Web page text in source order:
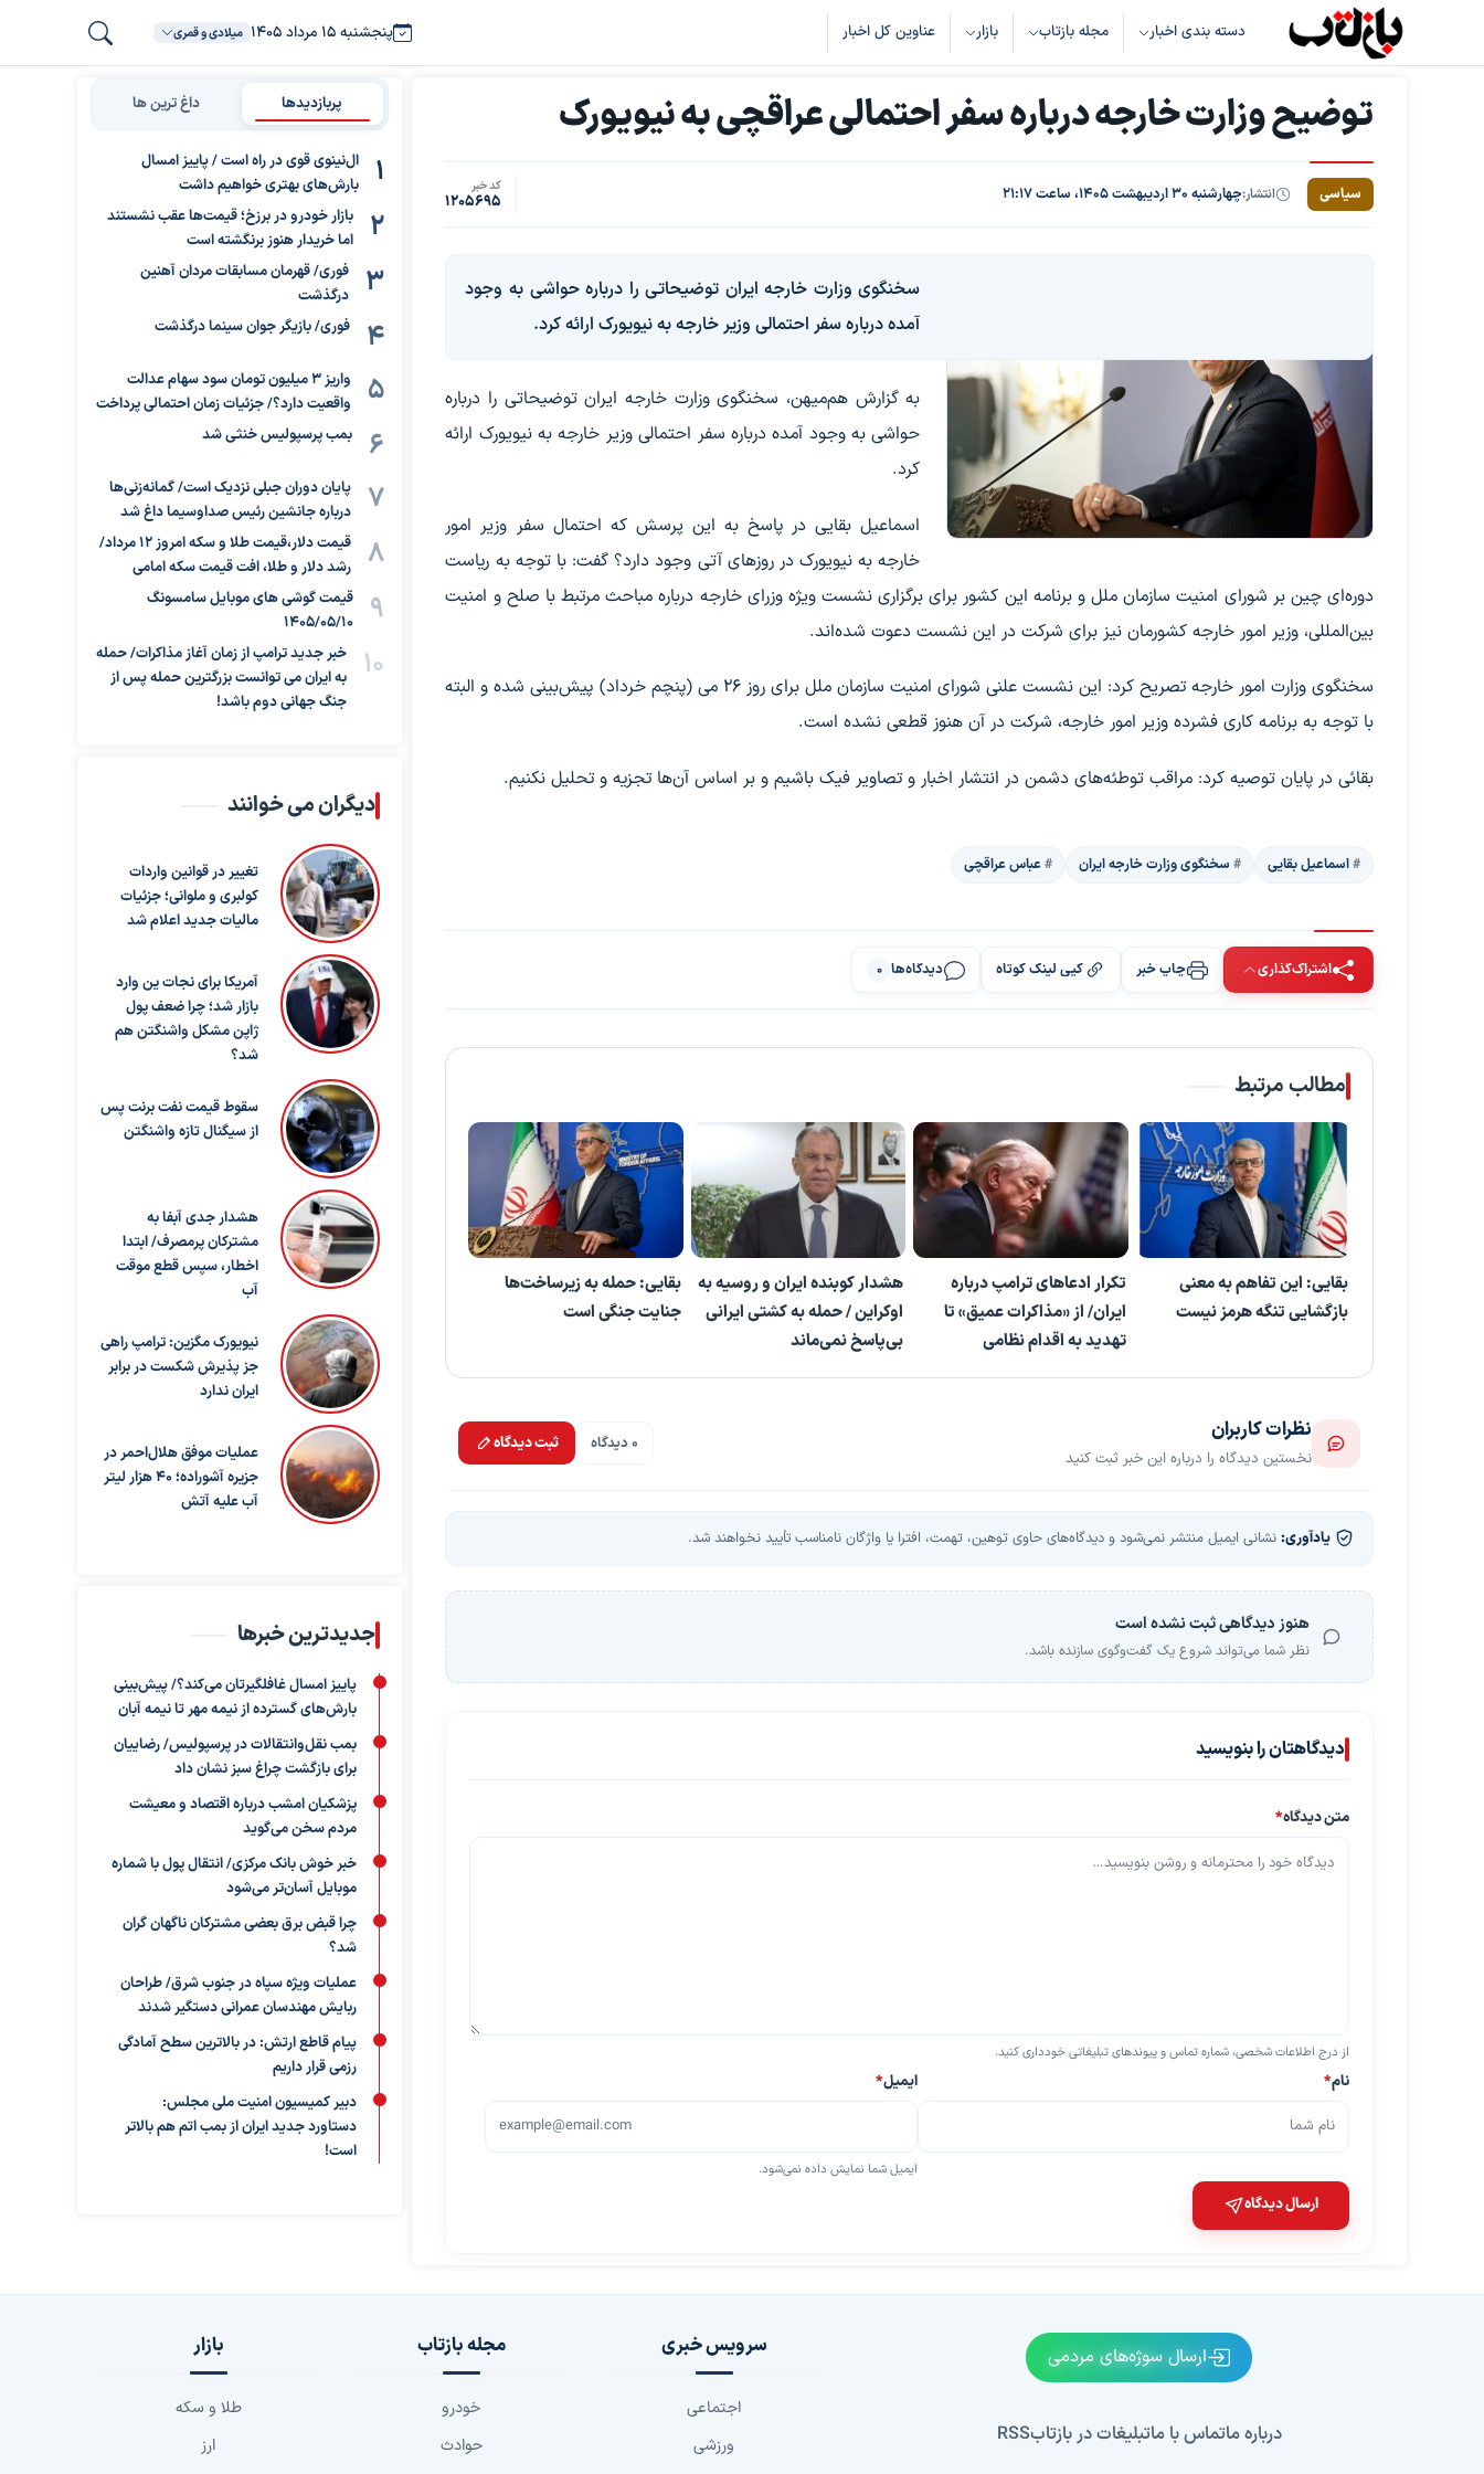
دسته بندی اخبار مجله بازتاب بازار عناوین کل اخبار پنجشنبه ۱۵ مرداد ۱۴۰۵ میلادی و قمری
توضیح وزارت خارجه درباره سفر احتمالی عراقچی به نیویورک
سیاسی انتشار:چهارشنبه ۳۰ اردیبهشت ۱۴۰۵، ساعت ۲۱:۱۷ کد خبر
1205695
سخنگوی وزارت خارجه ایران توضیحاتی را درباره حواشی به‌ وجود
آمده درباره سفر احتمالی وزیر خارجه به نیویورک ارائه کرد.
به گزارش هم‌میهن، سخنگوی وزارت خارجه ایران توضیحاتی را درباره
حواشی به‌ وجود آمده درباره سفر احتمالی وزیر خارجه به نیویورک ارائه
کرد.
اسماعیل بقایی در پاسخ به این پرسش که احتمال سفر وزیر امور
خارجه به نیویورک در روزهای آتی وجود دارد؟ گفت: با توجه به ریاست
دوره‌ای چین بر شورای امنیت سازمان ملل و برنامه این کشور برای برگزاری نشست ویژه وزرای خارجه درباره مباحث مرتبط با صلح و امنیت
بین‌المللی، وزیر امور خارجه کشورمان نیز برای شرکت در این نشست دعوت شده‌اند.
سخنگوی وزارت امور خارجه تصریح کرد: این نشست علنی شورای امنیت سازمان ملل برای روز ۲۶ می (پنچم خرداد) پیش‌بینی شده و البته
با توجه به برنامه کاری فشرده وزیر امور خارجه، شرکت در آن هنوز قطعی نشده است.
بقائی در پایان توصیه کرد: مراقب توطئه‌های دشمن در انتشار اخبار و تصاویر فیک باشیم و بر اساس آن‌ها تجزیه و تحلیل نکنیم.
اسماعیل بقایی سخنگوی وزارت خارجه ایران عباس عراقچی
اشتراک‌گذاری چاپ خبر کپی لینک کوتاه دیدگاه‌ها 0
مطالب مرتبط
بقایی: این تفاهم به معنی
بازگشایی تنگه هرمز نیست
تکرار ادعاهای ترامپ درباره
ایران/ از «مذاکرات عمیق» تا
تهدید به اقدام نظامی
هشدار کوبنده ایران و روسیه به
اوکراین / حمله به کشتی ایرانی
بی‌پاسخ نمی‌ماند
بقایی: حمله به زیرساخت‌ها
جنایت جنگی است
نظرات کاربران
نخستین دیدگاه را درباره این خبر ثبت کنید
0 دیدگاه ثبت دیدگاه
یادآوری: نشانی ایمیل منتشر نمی‌شود و دیدگاه‌های حاوی توهین، تهمت، افترا یا واژگان نامناسب تأیید نخواهند شد.
هنوز دیدگاهی ثبت نشده است
نظر شما می‌تواند شروع یک گفت‌وگوی سازنده باشد.
دیدگاهتان را بنویسید
متن دیدگاه*
از درج اطلاعات شخصی، شماره تماس و پیوندهای تبلیغاتی خودداری کنید.
نام* ایمیل*
ایمیل شما نمایش داده نمی‌شود.
ارسال دیدگاه
پربازدیدها داغ ترین ها
ال‌نینوی قوی در راه است / پاییز امسال
بارش‌های بهتری خواهیم داشت
بازار خودرو در برزخ؛ قیمت‌ها عقب نشستند
اما خریدار هنوز برنگشته است
فوری/ قهرمان مسابقات مردان آهنین
درگذشت
فوری/ بازیگر جوان سینما درگذشت
واریز ۳ میلیون تومان سود سهام عدالت
واقعیت دارد؟/ جزئیات زمان احتمالی پرداخت
بمب پرسپولیس خنثی شد
پایان دوران جبلی نزدیک است/ گمانه‌زنی‌ها
درباره جانشین رئیس صداوسیما داغ شد
قیمت دلار،قیمت طلا و سکه امروز ۱۲ مرداد/
رشد دلار و طلا، افت قیمت سکه امامی
قیمت گوشی های موبایل سامسونگ
1405/05/10
خبر جدید ترامپ از زمان آغاز مذاکرات/ حمله
به ایران می توانست بزرگترین حمله پس از
جنگ جهانی دوم باشد!
دیگران می خوانند
تغییر در قوانین واردات
کولبری و ملوانی؛ جزئیات
مالیات جدید اعلام شد
آمریکا برای نجات ین وارد
بازار شد؛ چرا ضعف پول
ژاپن مشکل واشنگتن هم
شد؟
سقوط قیمت نفت برنت پس
از سیگنال تازه واشنگتن
هشدار جدی آبفا به
مشترکان پرمصرف/ ابتدا
اخطار، سپس قطع موقت
آب
نیویورک مگزین: ترامپ راهی
جز پذیرش شکست در برابر
ایران ندارد
عملیات موفق هلال‌احمر در
جزیره آشوراده؛ ۴۰ هزار لیتر
آب علیه آتش
جدیدترین خبرها
پاییز امسال غافلگیرتان می‌کند؟/ پیش‌بینی
بارش‌های گسترده از نیمه مهر تا نیمه آبان
بمب نقل‌وانتقالات در پرسپولیس/ رضاییان
برای بازگشت چراغ سبز نشان داد
پزشکیان امشب درباره اقتصاد و معیشت
مردم سخن می‌گوید
خبر خوش بانک مرکزی/ انتقال پول با شماره
موبایل آسان‌تر می‌شود
چرا قبض برق بعضی مشترکان ناگهان گران
شد؟
عملیات ویژه سپاه در جنوب شرق/ طراحان
ربایش مهندسان عمرانی دستگیر شدند
پیام قاطع ارتش: در بالاترین سطح آمادگی
رزمی قرار داریم
دبیر کمیسیون امنیت ملی مجلس:
دستاورد جدید ایران از بمب اتم هم بالاتر
است!
ارسال سوژه‌های مردمی
درباره ماتماس با ماتبلیغات در بازتابRSS
سرویس خبری
اجتماعی
ورزشی
مجله بازتاب
خودرو
حوادث
بازار
طلا و سکه
ارز